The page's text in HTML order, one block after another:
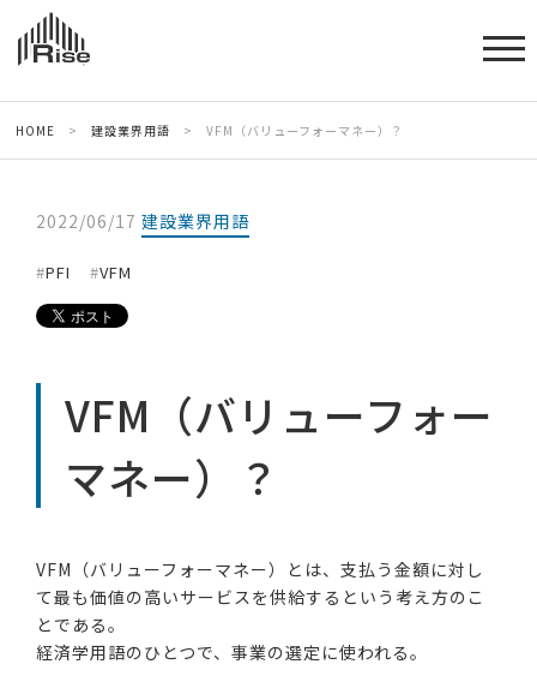
HOME > 建設業界用語 > VFM（バリューフォーマネー）？
2022/06/17 建設業界用語
PFI VFM
VFM（バリューフォー
マネー）？
VFM（バリューフォーマネー）とは、支払う金額に対し
て最も価値の高いサービスを供給するという考え方のこ
とである。
経済学用語のひとつで、事業の選定に使われる。